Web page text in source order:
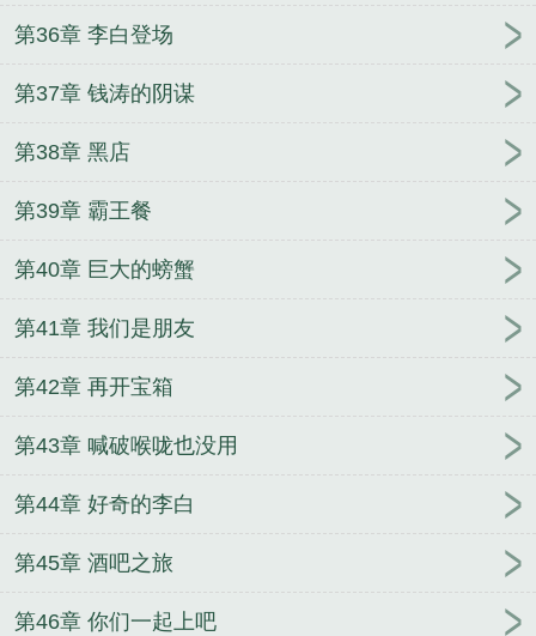
第36章 李白登场
第37章 钱涛的阴谋
第38章 黑店
第39章 霸王餐
第40章 巨大的螃蟹
第41章 我们是朋友
第42章 再开宝箱
第43章 喊破喉咙也没用
第44章 好奇的李白
第45章 酒吧之旅
第46章 你们一起上吧